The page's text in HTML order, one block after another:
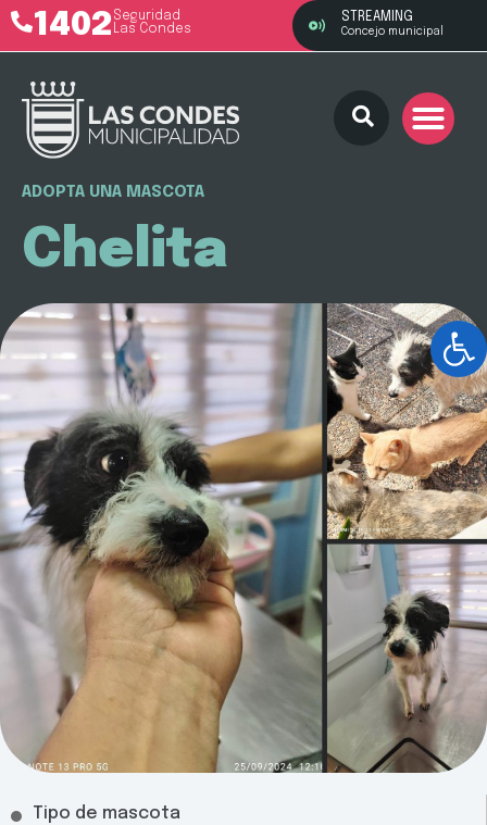
1402 Seguridad
Las Condes
STREAMING
Concejo municipal
ADOPTA UNA MASCOTA
Chelita
Tipo de mascota